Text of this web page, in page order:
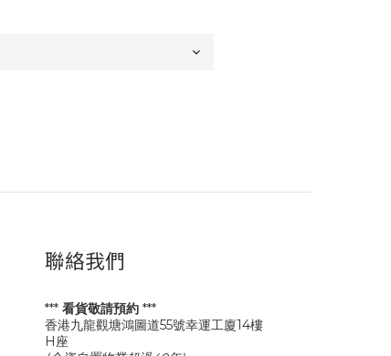
聯絡我們
*** 看貨敬請預約***
香港九龍觀塘鴻圖道55號幸運工廈14樓
H座